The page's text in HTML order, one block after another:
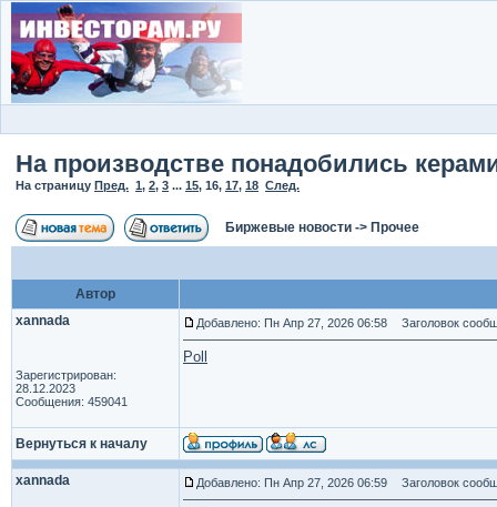
На производстве понадобились
На страницу Пред. 1, 2, 3 ... 15, 16, 17, 18 След.
Биржевые новости -> Прочее
Автор
xannada
Зарегистрирован:
28.12.2023
Сообщения: 459041
Добавлено: Пн Апр 27, 2026 06:58 Заголовок
Poll
Вернуться к началу
xannada Добавлено: Пн Апр 27, 2026 06:59 Заголовок